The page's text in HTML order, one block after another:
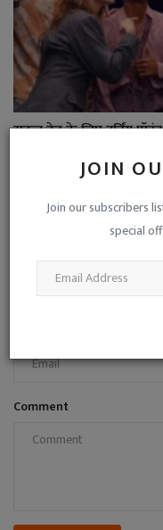
JOIN
Join our subscribers
special
सुकृत देव के लिए टर्निंग
COMMENTS
Comment